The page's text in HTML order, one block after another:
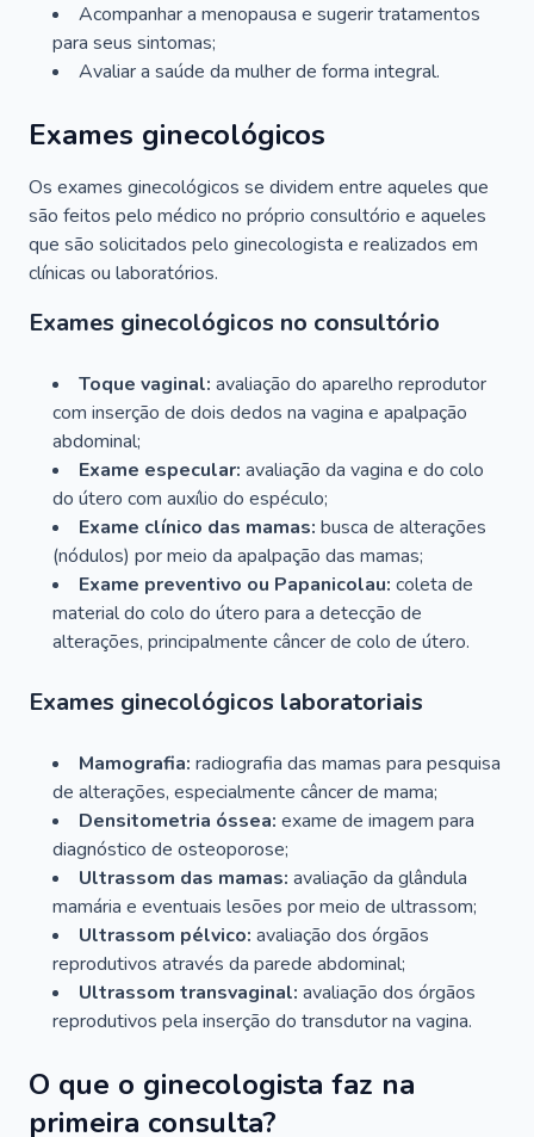
Acompanhar a menopausa e sugerir tratamentos
para seus sintomas;
Avaliar a saúde da mulher de forma integral.
Exames ginecológicos
Os exames ginecológicos se dividem entre aqueles que
são feitos pelo médico no próprio consultório e aqueles
que são solicitados pelo ginecologista e realizados em
clínicas ou laboratórios.
Exames ginecológicos no consultório
Toque vaginal: avaliação do aparelho reprodutor
com inserção de dois dedos na vagina e apalpação
abdominal;
Exame especular: avaliação da vagina e do colo
do útero com auxílio do espéculo;
Exame clínico das mamas: busca de alterações
(nódulos) por meio da apalpação das mamas;
Exame preventivo ou Papanicolau: coleta de
material do colo do útero para a detecção de
alterações, principalmente câncer de colo de útero.
Exames ginecológicos laboratoriais
Mamografia: radiografia das mamas para pesquisa
de alterações, especialmente câncer de mama;
Densitometria óssea: exame de imagem para
diagnóstico de osteoporose;
Ultrassom das mamas: avaliação da glândula
mamária e eventuais lesões por meio de ultrassom;
Ultrassom pélvico: avaliação dos órgãos
reprodutivos através da parede abdominal;
Ultrassom transvaginal: avaliação dos órgãos
reprodutivos pela inserção do transdutor na vagina.
O que o ginecologista faz na
primeira consulta?